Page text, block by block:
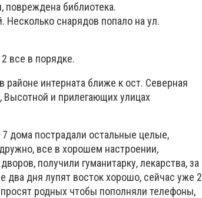
повреждена библиотека.
снарядов попало на ул.
все в порядке.
интерната ближе к ост. Северная
Высотной и прилегающих улицах
дома пострадали остальные целые,
все в хорошем настроении,
получили гуманитарку, лекарства, за
два дня лупят восток хорошо, сейчас уже 2
родных чтобы пополняли телефоны,